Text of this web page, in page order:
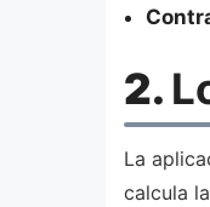
2.
La
calcula